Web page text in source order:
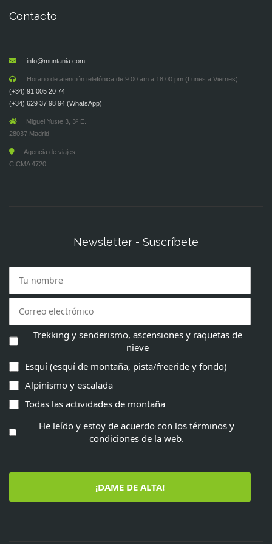
Contacto
info@muntania.com
Horario de atención telefónica de 9:00 am a 18:00 pm (Lunes a Viernes)
(+34) 91 005 20 74
(+34) 629 37 98 94 (WhatsApp)
Miguel Yuste 3, 3º E.
28037 Madrid
Agencia de viajes
CICMA 4720
Newsletter - Suscríbete
Trekking y senderismo, ascensiones y raquetas de
nieve
Esquí (esquí de montaña, pista/freeride y fondo)
Alpinismo y escalada
Todas las actividades de montaña
He leído y estoy de acuerdo con los términos y
condiciones de la web.
¡DAME DE ALTA!